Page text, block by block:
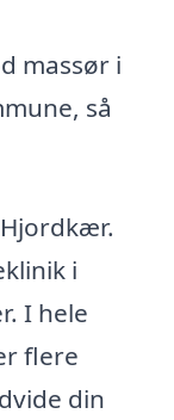
massør i
så
i
I hele
flere
din